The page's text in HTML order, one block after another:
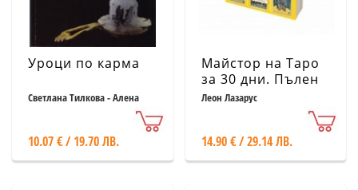
Уроци по карма
Светлана Тилкова - Алена
10.07 € / 19.70 ЛВ.
Майстор на Таро
за 30 дни. Пълен
наръчник за
Леон Лазарус
14.90 € / 29.14 ЛВ.